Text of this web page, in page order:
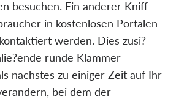
besuchen. Ein anderer Kniff
in kostenlosen Portalen
werden. Dies zusi?
runde Klammer
nachstes zu einiger Zeit auf Ihr
bei dem der